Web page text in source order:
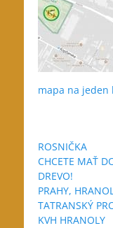
mapa na jeden
ROSNIČKA
CHCETE MAŤ
DREVO!
PRAHY,
TATRANSKÝ
KVH HRANOLY